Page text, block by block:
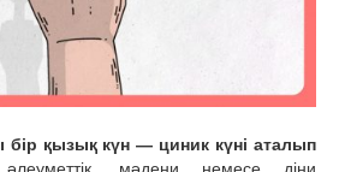
қызық күн — циник күні аталып